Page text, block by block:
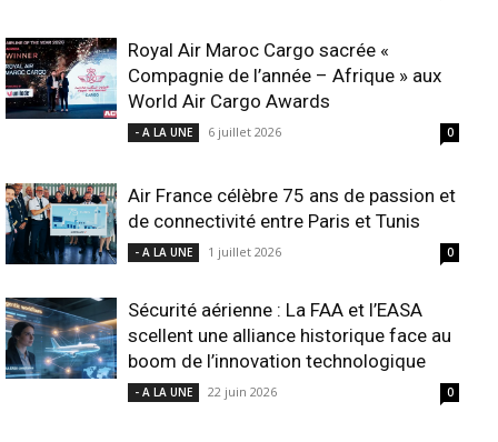
Royal Air Maroc Cargo sacrée «
Compagnie de l’année – Afrique » aux
World Air Cargo Awards
- A LA UNE 6 juillet 2026 0
Air France célèbre 75 ans de passion et
de connectivité entre Paris et Tunis
- A LA UNE 1 juillet 2026 0
Sécurité aérienne : La FAA et l’EASA
scellent une alliance historique face au
boom de l’innovation technologique
- A LA UNE 22 juin 2026 0